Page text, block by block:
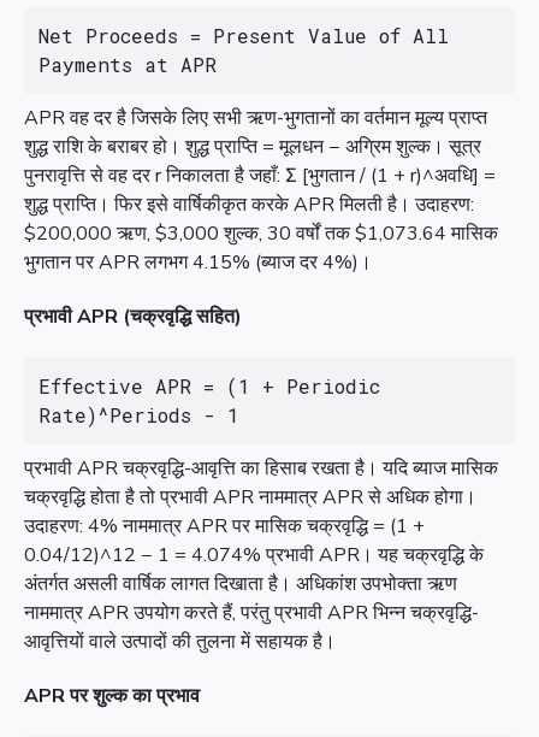
Net Proceeds = Present Value of All
Payments at APR
APR वह दर है जिसके लिए सभी ऋण-भुगतानों का वर्तमान मूल्य प्राप्त
शुद्ध राशि के बराबर हो। शुद्ध प्राप्ति = मूलधन − अग्रिम शुल्क। सूत्र
पुनरावृत्ति से वह दर r निकालता है जहाँ: Σ [भुगतान / (1 + r)^अवधि] =
शुद्ध प्राप्ति। फिर इसे वार्षिकीकृत करके APR मिलती है। उदाहरण:
$200,000 ऋण, $3,000 शुल्क, 30 वर्षों तक $1,073.64 मासिक
भुगतान पर APR लगभग 4.15% (ब्याज दर 4%)।
प्रभावी APR (चक्रवृद्धि सहित)
Effective APR = (1 + Periodic
Rate)^Periods - 1
प्रभावी APR चक्रवृद्धि-आवृत्ति का हिसाब रखता है। यदि ब्याज मासिक
चक्रवृद्धि होता है तो प्रभावी APR नाममात्र APR से अधिक होगा।
उदाहरण: 4% नाममात्र APR पर मासिक चक्रवृद्धि = (1 +
0.04/12)^12 − 1 = 4.074% प्रभावी APR। यह चक्रवृद्धि के
अंतर्गत असली वार्षिक लागत दिखाता है। अधिकांश उपभोक्ता ऋण
नाममात्र APR उपयोग करते हैं, परंतु प्रभावी APR भिन्न चक्रवृद्धि-
आवृत्तियों वाले उत्पादों की तुलना में सहायक है।
APR पर शुल्क का प्रभाव